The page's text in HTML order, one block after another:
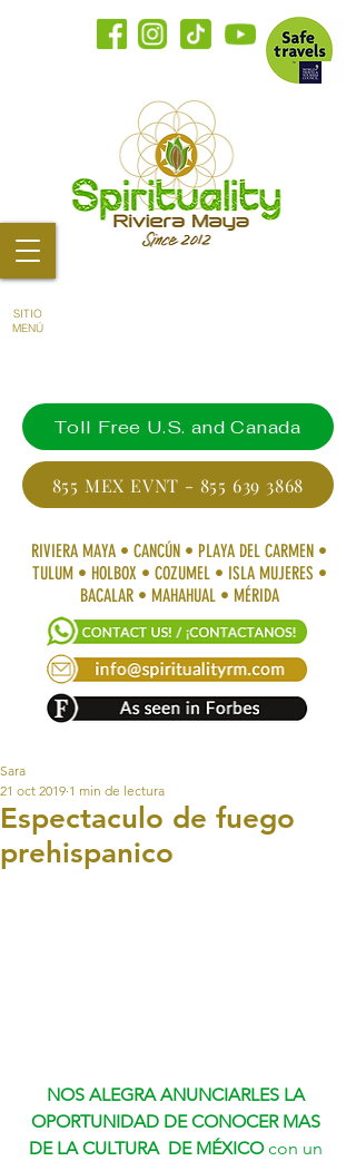
SITIO
MENÚ
RIVIERA MAYA • CANCÚN • PLAYA DEL CARMEN •
TULUM • HOLBOX • COZUMEL • ISLA MUJERES •
BACALAR • MAHAHUAL • MÉRIDA
Toll Free U.S. and Canada
855 MEX EVNT - 855 639 3868
Espectaculo de fuego
prehispanico
Sara
21 oct 2019 1 min de lectura
NOS ALEGRA ANUNCIARLES LA
OPORTUNIDAD DE CONOCER MAS
DE LA CULTURA  DE MÉXICO con un